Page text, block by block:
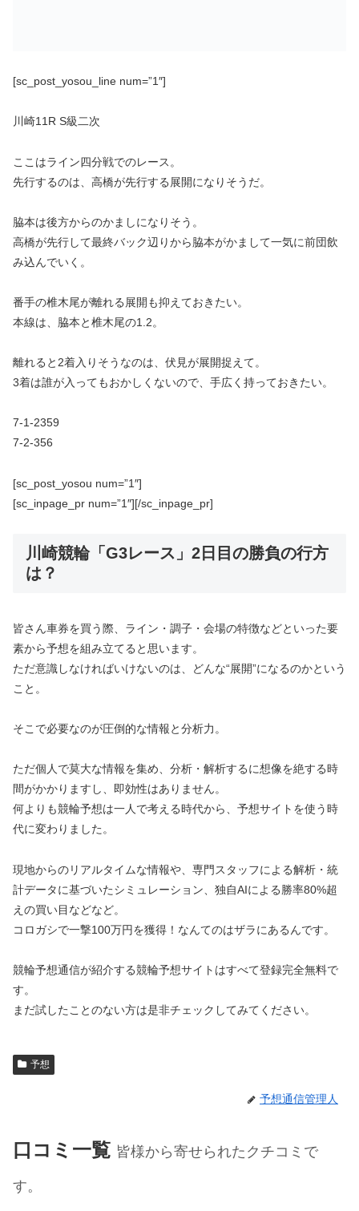
[sc_post_yosou_line num=”1″]
川崎11R S級二次
ここはライン四分戦でのレース。
先行するのは、高橋が先行する展開になりそうだ。
脇本は後方からのかましになりそう。
高橋が先行して最終バック辺りから脇本がかまして一気に前団飲
み込んでいく。
番手の椎木尾が離れる展開も抑えておきたい。
本線は、脇本と椎木尾の1.2。
離れると2着入りそうなのは、伏見が展開捉えて。
3着は誰が入ってもおかしくないので、手広く持っておきたい。
7-1-2359
7-2-356
[sc_post_yosou num=”1″]
[sc_inpage_pr num=”1″][/sc_inpage_pr]
川崎競輪「G3レース」2日目の勝負の行方
は？
皆さん車券を買う際、ライン・調子・会場の特徴などといった要
素から予想を組み立てると思います。
ただ意識しなければいけないのは、どんな“展開”になるのかという
こと。
そこで必要なのが圧倒的な情報と分析力。
ただ個人で莫大な情報を集め、分析・解析するに想像を絶する時
間がかかりますし、即効性はありません。
何よりも競輪予想は一人で考える時代から、予想サイトを使う時
代に変わりました。
現地からのリアルタイムな情報や、専門スタッフによる解析・統
計データに基づいたシミュレーション、独自AIによる勝率80%超
えの買い目などなど。
コロガシで一撃100万円を獲得！なんてのはザラにあるんです。
競輪予想通信が紹介する競輪予想サイトはすべて登録完全無料で
す。
まだ試したことのない方は是非チェックしてみてください。
予想
予想通信管理人
口コミ一覧 皆様から寄せられたクチコミで
す。